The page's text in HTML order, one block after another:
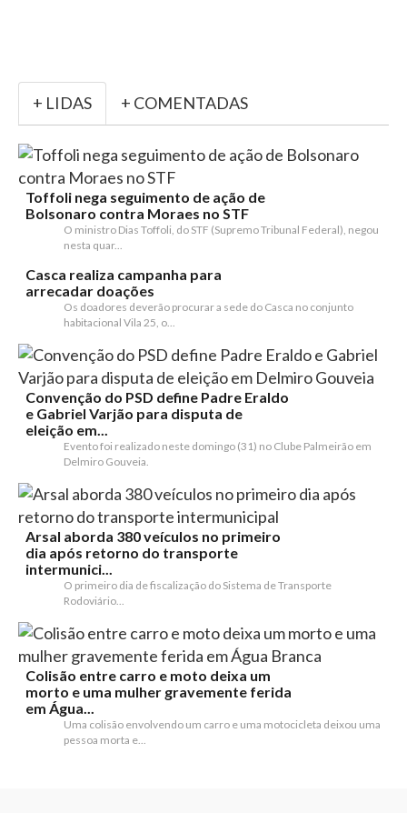
+ LIDAS + COMENTADAS
Toffoli nega seguimento de ação de
Bolsonaro contra Moraes no STF
O ministro Dias Toffoli, do STF (Supremo Tribunal Federal), negou
nesta quar...
Casca realiza campanha para
arrecadar doações
Os doadores deverão procurar a sede do Casca no conjunto
habitacional Vila 25, o...
Convenção do PSD define Padre Eraldo
e Gabriel Varjão para disputa de
eleição em...
Evento foi realizado neste domingo (31) no Clube Palmeirão em
Delmiro Gouveia.
Arsal aborda 380 veículos no primeiro
dia após retorno do transporte
intermunici...
O primeiro dia de fiscalização do Sistema de Transporte
Rodoviário...
Colisão entre carro e moto deixa um
morto e uma mulher gravemente ferida
em Água...
Uma colisão envolvendo um carro e uma motocicleta deixou uma
pessoa morta e...